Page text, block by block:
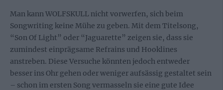
Man kann WOLFSKULL nicht vorwerfen, sich beim
Songwriting keine Mühe zu geben. Mit dem Titelsong,
“Son Of Light” oder “Jaguarette” zeigen sie, dass sie
zumindest einprägsame Refrains und Hooklines
anstreben. Diese Versuche könnten jedoch entweder
besser ins Ohr gehen oder weniger aufsässig gestaltet sein
– schon im ersten Song vermasseln sie eine gute Idee